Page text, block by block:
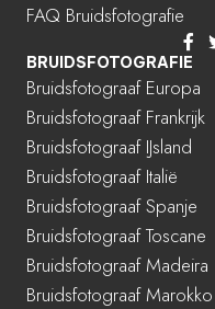
FAQ Bruidsfotografie
BRUIDSFOTOGRAFIE
Bruidsfotograaf Europa
Bruidsfotograaf Frankrijk
Bruidsfotograaf IJsland
Bruidsfotograaf Italië
Bruidsfotograaf Spanje
Bruidsfotograaf Toscane
Bruidsfotograaf Madeira
Bruidsfotograaf Marokko